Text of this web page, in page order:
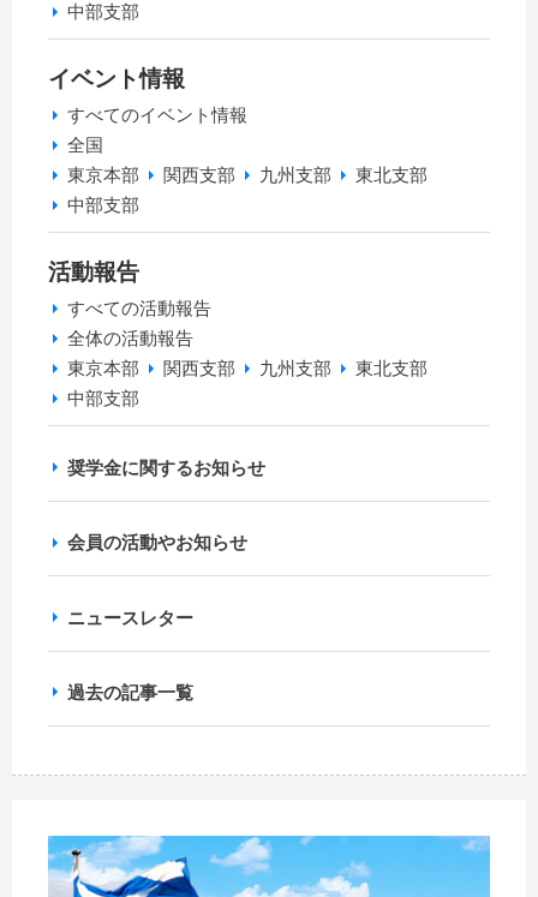
中部支部
イベント情報
すべてのイベント情報
全国
東京本部
関西支部 九州支部
東北支部
中部支部
活動報告
すべての活動報告
全体の活動報告
東京本部
関西支部 九州支部
東北支部
中部支部
奨学金に関するお知らせ
会員の活動やお知らせ
ニュースレター
過去の記事一覧